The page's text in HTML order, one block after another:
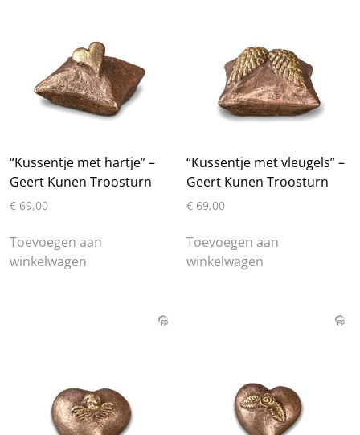
worden
op
de
productpagina
“Kussentje met hartje” –
Geert Kunen Troosturn
€ 69,00
Toevoegen aan
winkelwagen
“Kussentje met vleugels” –
Geert Kunen Troosturn
€ 69,00
Toevoegen aan
winkelwagen